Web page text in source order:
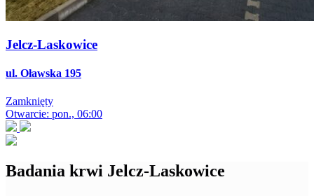
Jelcz-Laskowice
ul. Oławska 195
Zamknięty
Otwarcie: pon., 06:00
Badania krwi Jelcz-Laskowice